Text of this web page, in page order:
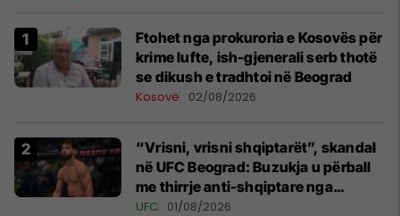
Ftohet nga prokuroria e Kosovës për
krime lufte, ish-gjenerali serb thotë
se dikush e tradhtoi në Beograd
Kosovë 02/08/2026
“Vrisni, vrisni shqiptarët”, skandal
në UFC Beograd: Buzukja u përball
me thirrje anti-shqiptare nga
tribunat
UFC 01/08/2026